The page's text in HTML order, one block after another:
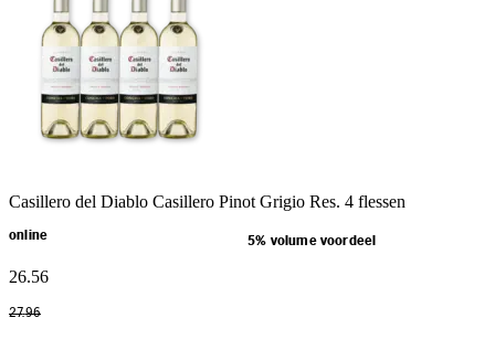
Casillero del Diablo Casillero Pinot Grigio Res. 4 flessen
online 5% volume voordeel
26.56
27.96